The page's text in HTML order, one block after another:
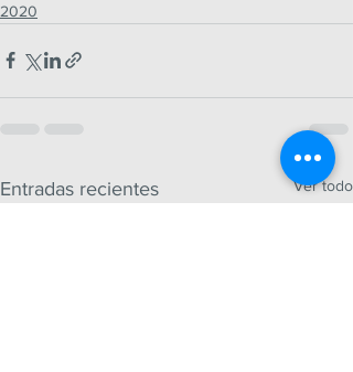
2020
Entradas recientes Ver todo